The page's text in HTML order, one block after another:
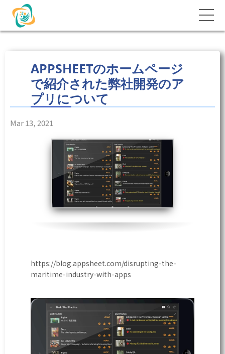
APPSHEETのホームページ
で紹介された弊社開発のア
プリについて
Mar 13, 2021
https://blog.appsheet.com/disrupting-the-
maritime-industry-with-apps